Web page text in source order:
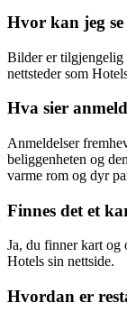
Hvor kan jeg
Bilder er tilgjengelig
nettsteder som
Hva sier
Anmeldelser
beliggenheten og
varme rom og dyr
Finnes det et
Ja, du finner kart og
Hotels sin nettside.
Hvordan er